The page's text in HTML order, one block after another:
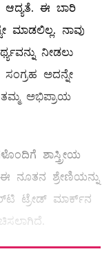
ಆದ್ಯತೆ. ಈ ಬಾರಿ
ಮಾಡಲಿಲ್ಲ. ನಾವು
ನೀಡಲು
ಅದನ್ನೇ
ಅಭಿಪ್ರಾಯ
ಶಾಸ್ತ್ರೀಯ
ನೂತನ ಶ್ರೇಣಿಯನ್ನು
ಟ್ರೇಡ್‌ ಮಾರ್ಕ್‌ನ